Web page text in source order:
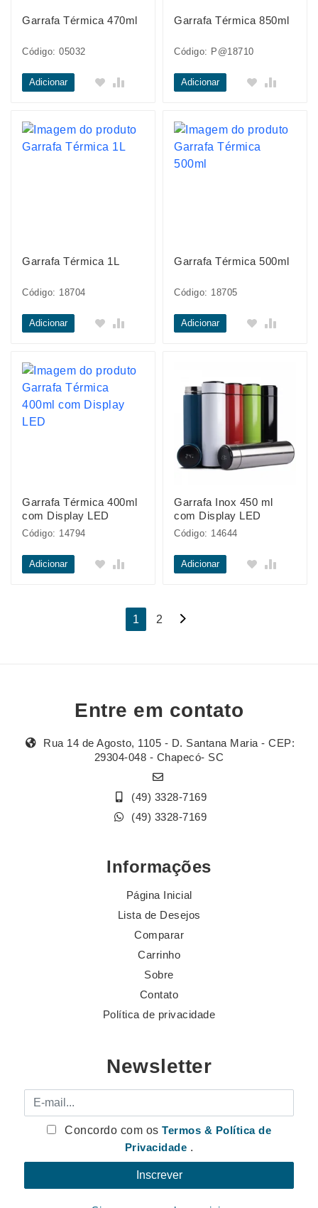
Garrafa Térmica 470ml
Código: 05032
Adicionar
Garrafa Térmica 850ml
Código: P@18710
Adicionar
Garrafa Térmica 1L
Código: 18704
Adicionar
Garrafa Térmica 500ml
Código: 18705
Adicionar
Garrafa Térmica 400ml
com Display LED
Código: 14794
Adicionar
Garrafa Inox 450 ml
com Display LED
Código: 14644
Adicionar
Navegação
1 2
Entre em contato
Rua 14 de Agosto, 1105 - D. Santana Maria - CEP:
29304-048 - Chapecó- SC
(49) 3328-7169
(49) 3328-7169
Informações
Página Inicial
Lista de Desejos
Comparar
Carrinho
Sobre
Contato
Política de privacidade
Newsletter
E-mail
Concordo com osTermos & Política de
Privacidade .